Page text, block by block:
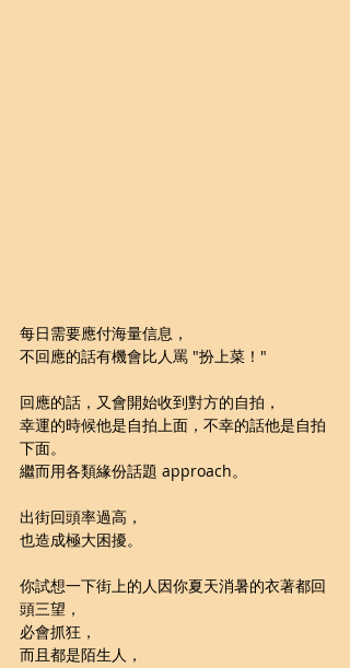
每日需要應付海量信息，
不回應的話有機會比人罵 "扮上菜！"
回應的話，又會開始收到對方的自拍，
幸運的時候他是自拍上面，不幸的話他是自拍
下面。
繼而用各類緣份話題 approach。
出街回頭率過高，
也造成極大困擾。
你試想一下街上的人因你夏天消暑的衣著都回
頭三望，
必會抓狂，
而且都是陌生人，